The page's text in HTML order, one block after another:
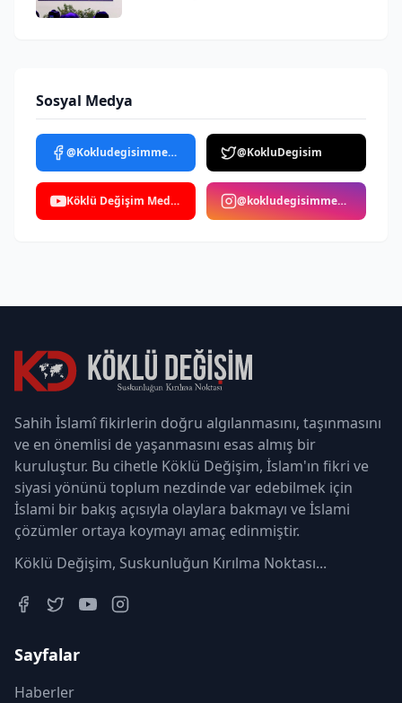
Sosyal Medya
@Kokludegisimmedya @KokluDegisim
Köklü Değişim Medya @kokludegisimmedya
Sahih İslamî fikirlerin doğru algılanmasını, taşınmasını
ve en önemlisi de yaşanmasını esas almış bir
kuruluştur. Bu cihetle Köklü Değişim, İslam'ın fikri ve
siyasi yönünü toplum nezdinde var edebilmek için
İslami bir bakış açısıyla olaylara bakmayı ve İslami
çözümler ortaya koymayı amaç edinmiştir.
Köklü Değişim, Suskunluğun Kırılma Noktası...
Sayfalar
Haberler